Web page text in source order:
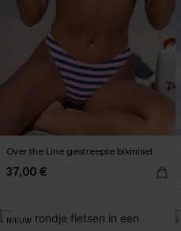
Over the Line gestreepte bikiniset
37,00 €
NIEUW